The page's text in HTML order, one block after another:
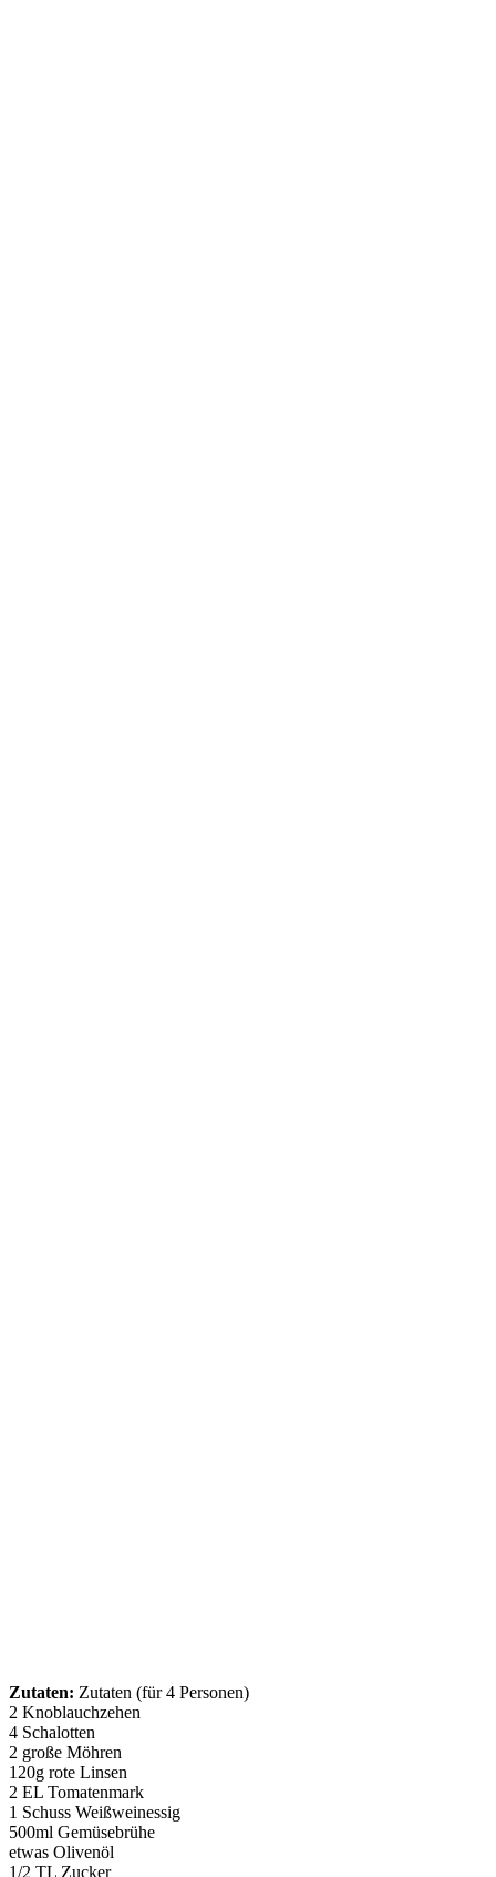
Zutaten: Zutaten (für 4 Personen)
2 Knoblauchzehen
4 Schalotten
2 große Möhren
120g rote Linsen
2 EL Tomatenmark
1 Schuss Weißweinessig
500ml Gemüsebrühe
etwas Olivenöl
1/2 TL Zucker